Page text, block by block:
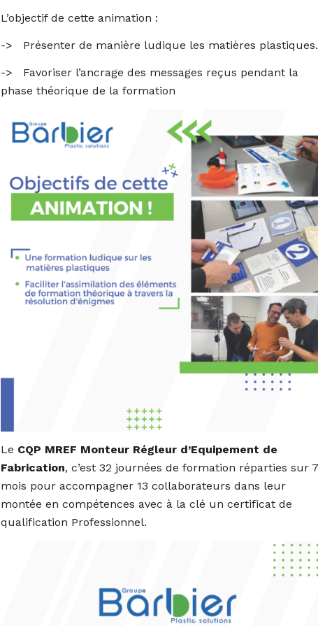
L’objectif de cette animation :
-> Présenter de manière ludique les matières plastiques.
-> Favoriser l’ancrage des messages reçus pendant la
phase théorique de la formation
Le CQP MREF Monteur Régleur d’Equipement de
Fabrication, c’est 32 journées de formation réparties sur 7
mois pour accompagner 13 collaborateurs dans leur
montée en compétences avec à la clé un certificat de
qualification Professionnel.